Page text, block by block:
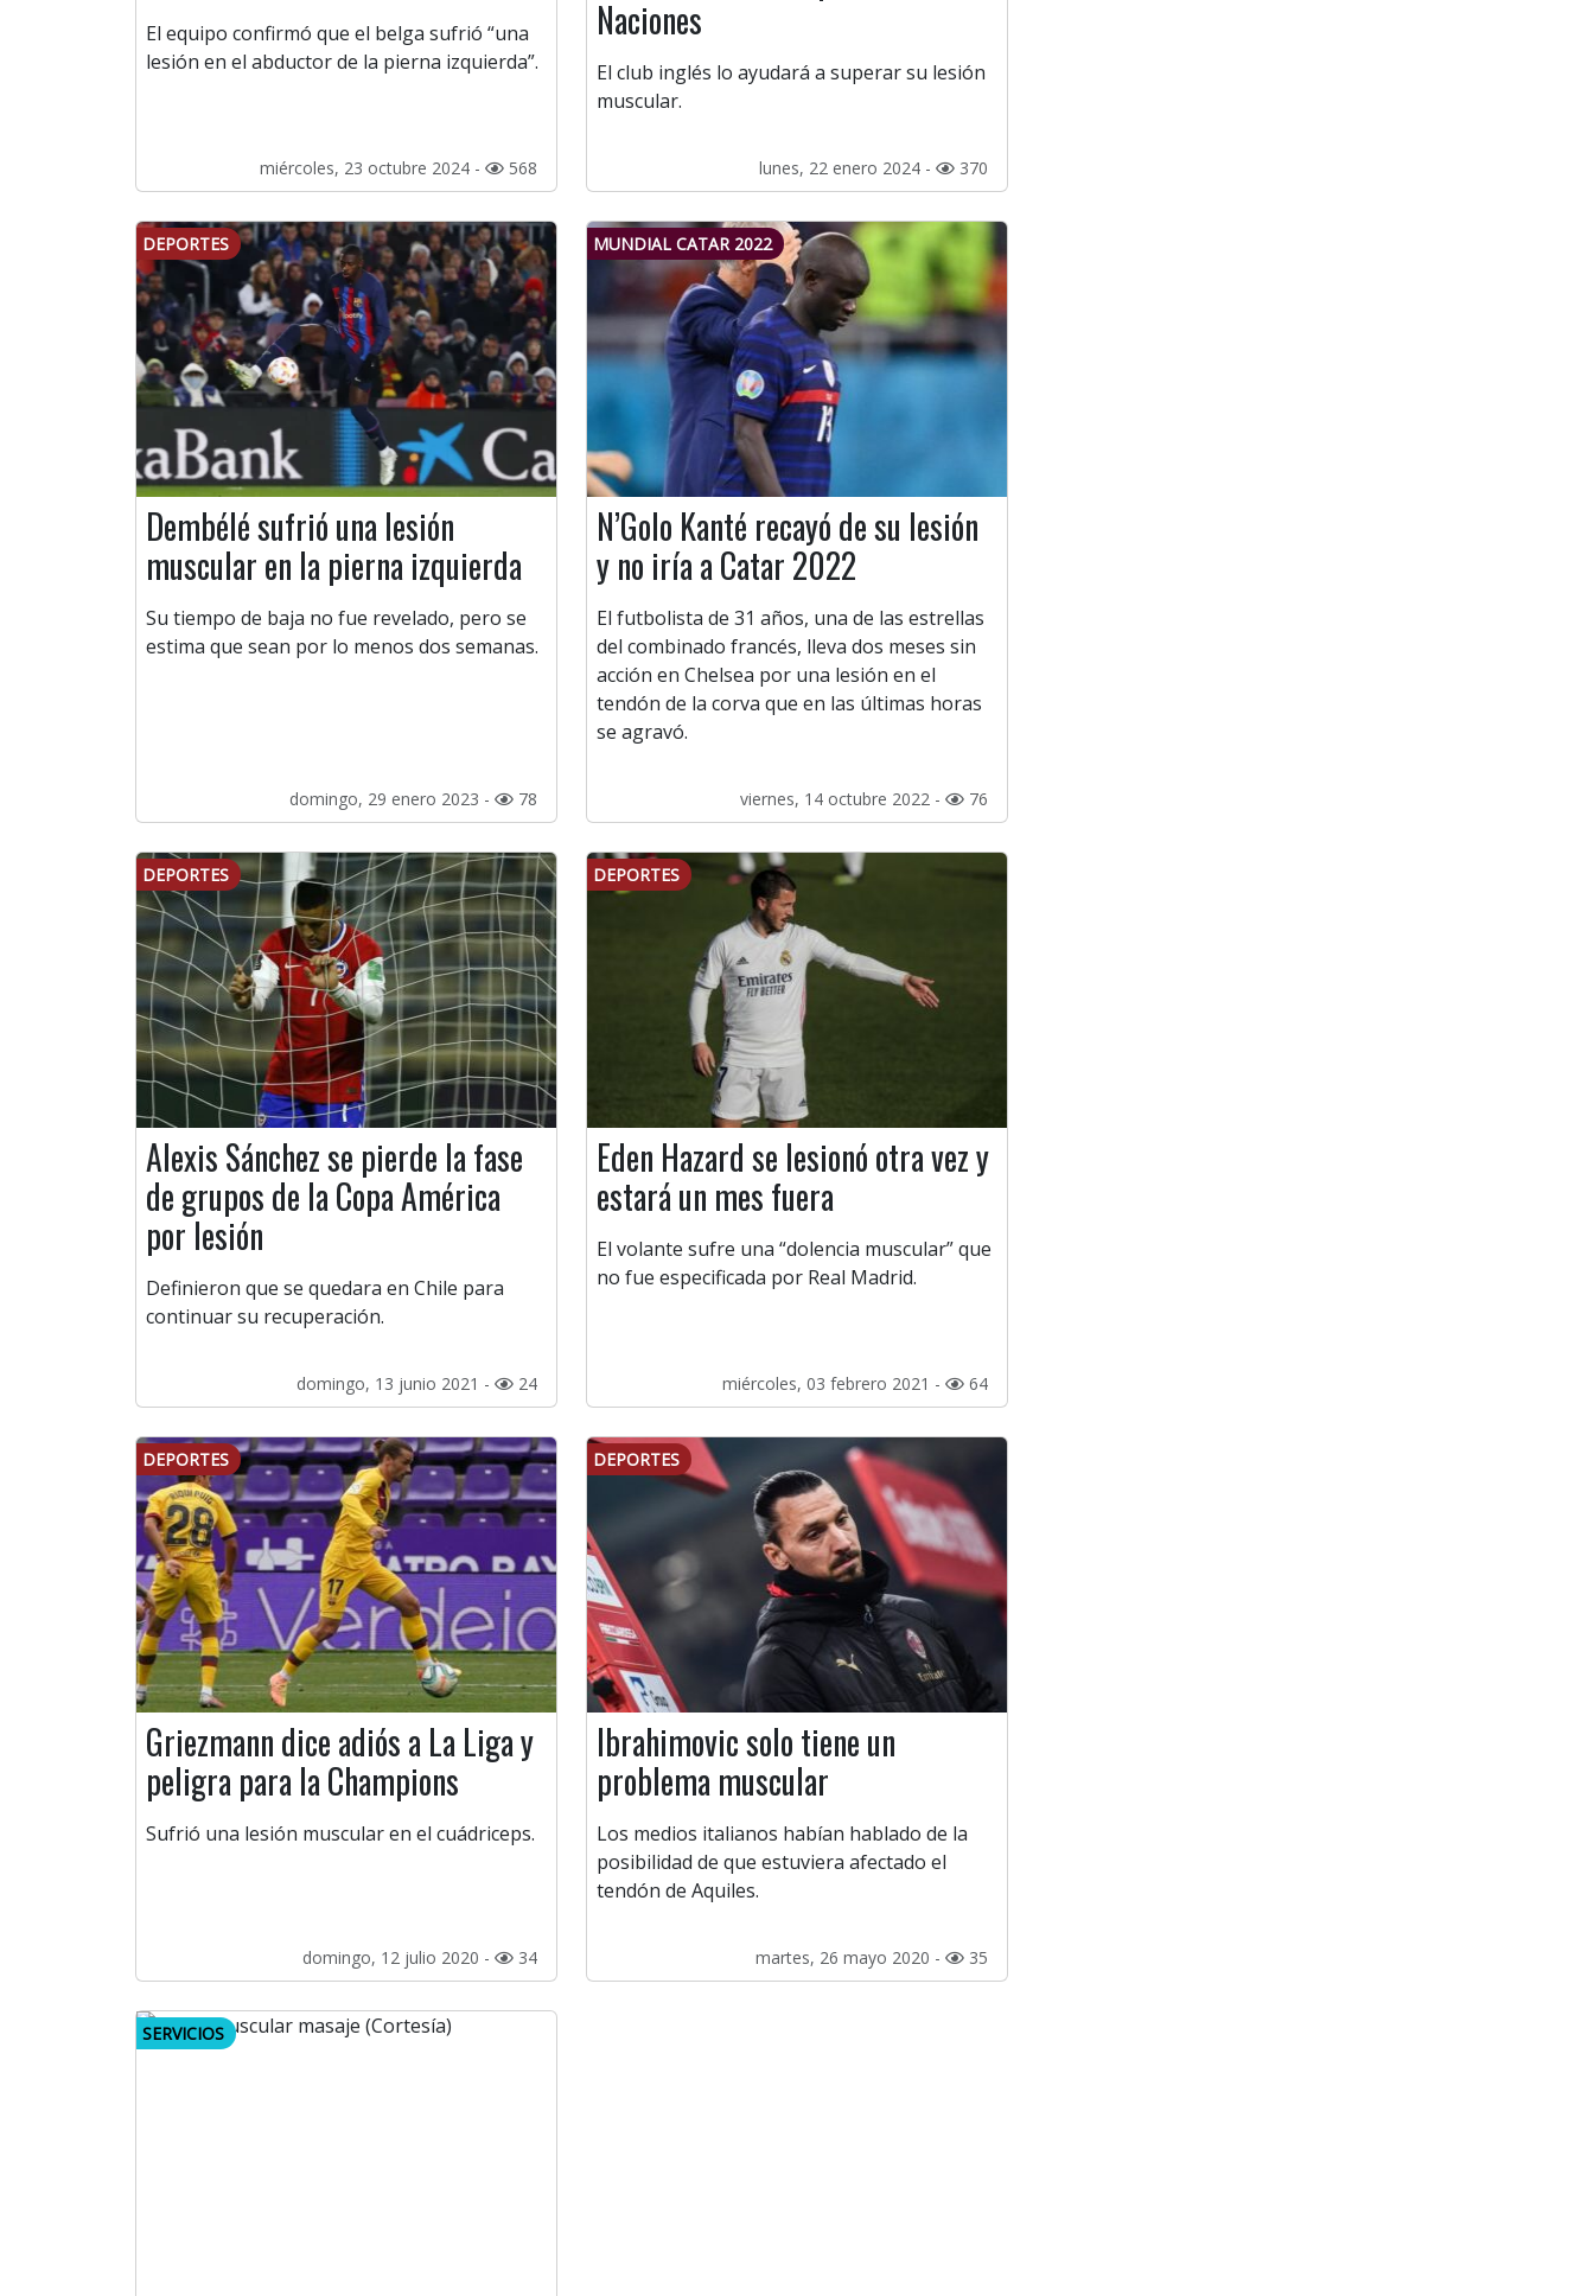
El equipo confirmó que el belga sufrió “una
lesión en el abductor de la pierna izquierda”.
miércoles, 23 octubre 2024 - 568
Naciones
El club inglés lo ayudará a superar su lesión
muscular.
lunes, 22 enero 2024 - 370
DEPORTES
Dembélé sufrió una lesión
muscular en la pierna izquierda
Su tiempo de baja no fue revelado, pero se
estima que sean por lo menos dos semanas.
domingo, 29 enero 2023 - 78
MUNDIAL CATAR 2022
N’Golo Kanté recayó de su lesión
y no iría a Catar 2022
El futbolista de 31 años, una de las estrellas
del combinado francés, lleva dos meses sin
acción en Chelsea por una lesión en el
tendón de la corva que en las últimas horas
se agravó.
viernes, 14 octubre 2022 - 76
DEPORTES
Alexis Sánchez se pierde la fase
de grupos de la Copa América
por lesión
Definieron que se quedara en Chile para
continuar su recuperación.
domingo, 13 junio 2021 - 24
DEPORTES
Eden Hazard se lesionó otra vez y
estará un mes fuera
El volante sufre una “dolencia muscular” que
no fue especificada por Real Madrid.
miércoles, 03 febrero 2021 - 64
DEPORTES
Griezmann dice adiós a La Liga y
peligra para la Champions
Sufrió una lesión muscular en el cuádriceps.
domingo, 12 julio 2020 - 34
DEPORTES
Ibrahimovic solo tiene un
problema muscular
Los medios italianos habían hablado de la
posibilidad de que estuviera afectado el
tendón de Aquiles.
martes, 26 mayo 2020 - 35
SERVICIOS